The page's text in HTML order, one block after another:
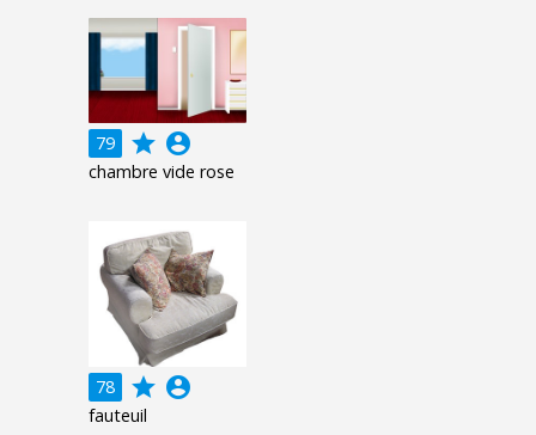
79 grade account_circle
chambre vide rose
78 grade account_circle
fauteuil